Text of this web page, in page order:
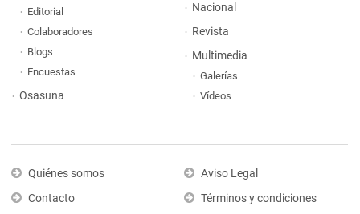
Editorial
Colaboradores
Blogs
Encuestas
Osasuna
Nacional
Revista
Multimedia
Galerías
Vídeos
Quiénes somos
Contacto
Aviso Legal
Términos y condiciones